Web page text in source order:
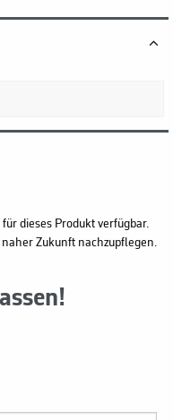
dieses Produkt verfügbar.
Zukunft nachzupflegen.